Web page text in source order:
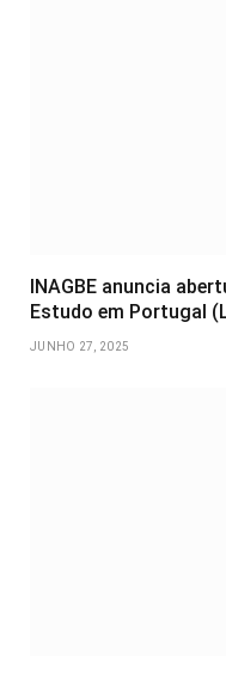
INAGBE anuncia
Estudo em Portugal
JUNHO 27, 2025